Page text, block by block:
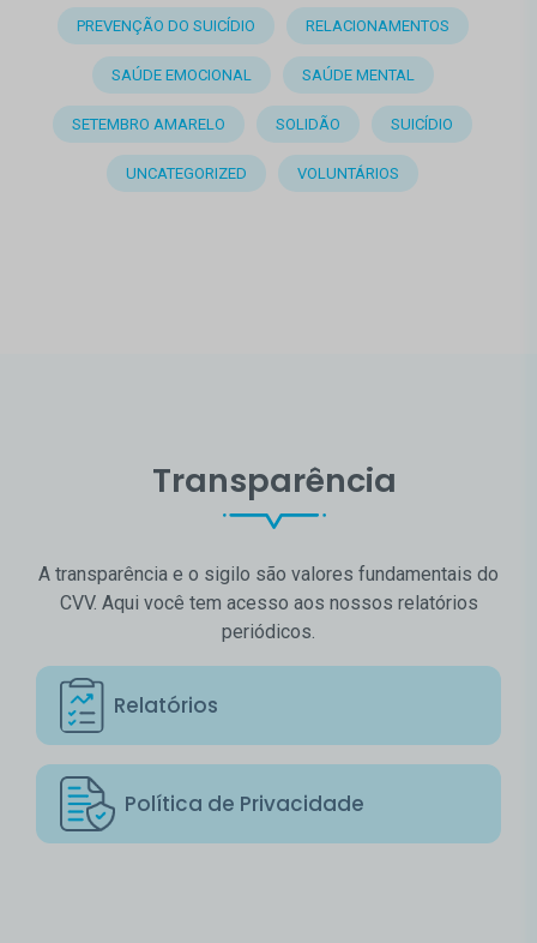
PREVENÇÃO DO SUICÍDIO RELACIONAMENTOS
SAÚDE EMOCIONAL SAÚDE MENTAL
SETEMBRO AMARELO SOLIDÃO SUICÍDIO
UNCATEGORIZED VOLUNTÁRIOS
Transparência
A transparência e o sigilo são valores fundamentais do
CVV. Aqui você tem acesso aos nossos relatórios
periódicos.
Relatórios
Política de Privacidade